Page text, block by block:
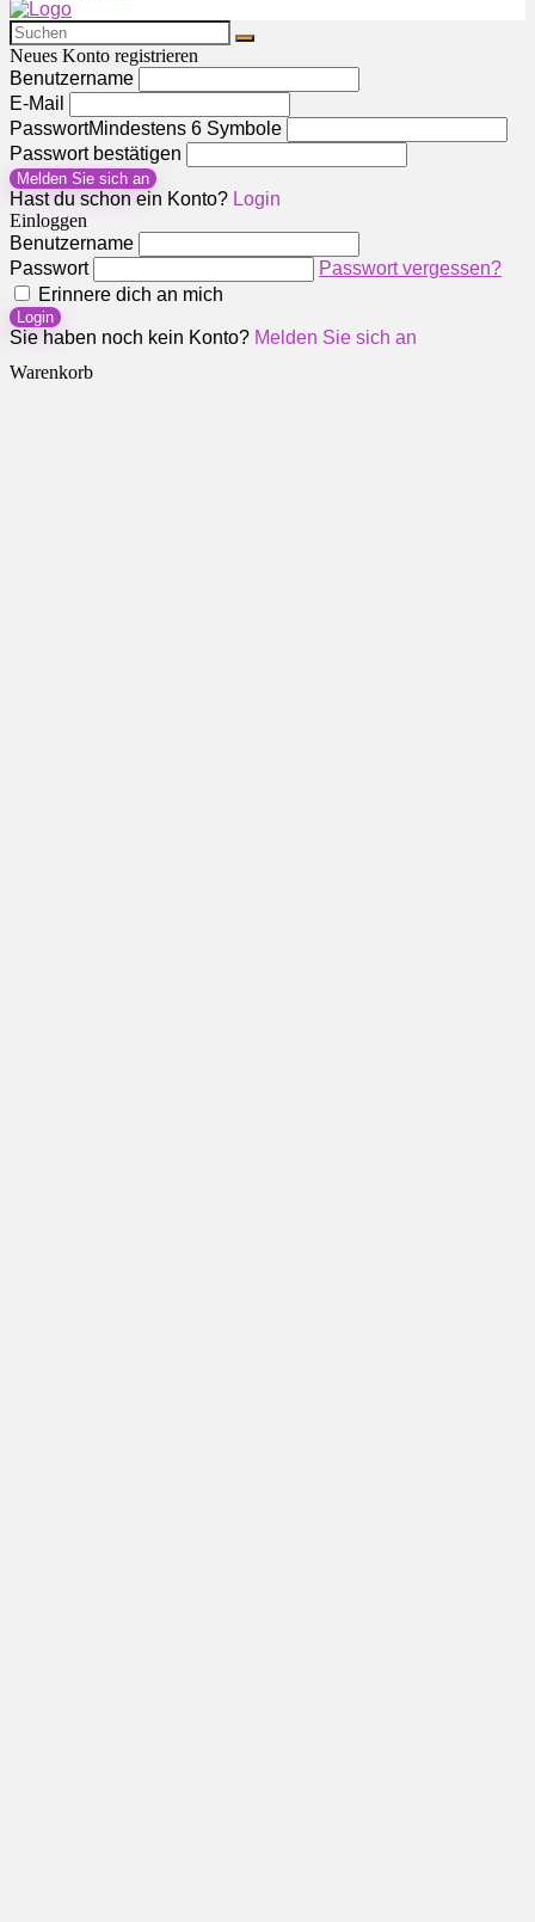
Neues Konto registrieren
Benutzername
E-Mail
PasswortMindestens 6 Symbole
Passwort bestätigen
Melden Sie sich an
Hast du schon ein Konto? Login
Einloggen
Benutzername
Passwort
Passwort vergessen?
Erinnere dich an mich
Login
Sie haben noch kein Konto? Melden Sie sich an
Warenkorb